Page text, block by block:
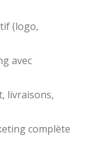
(logo,
avec
livraisons,
complète